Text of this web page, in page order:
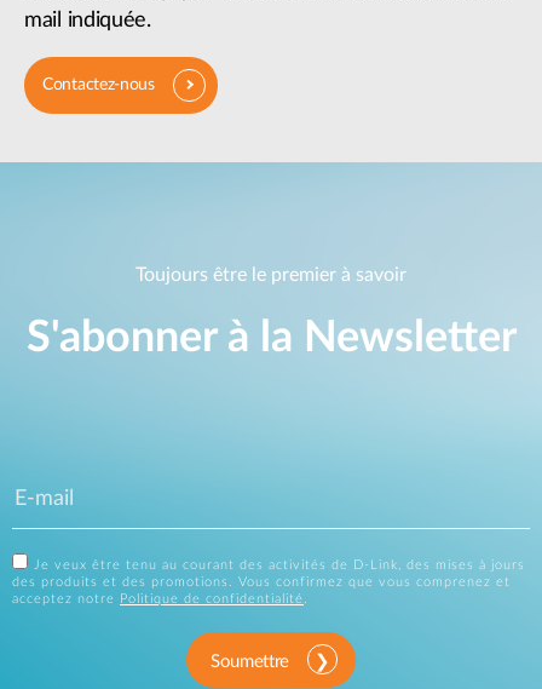
mail indiquée.
Contactez-nous
Toujours être le premier à savoir
S'abonner à la Newsletter
Je veux être tenu au courant des activités de D-Link, des mises à jours
des produits et des promotions. Vous confirmez que vous comprenez et
acceptez notre
Politique de confidentialité
Soumettre